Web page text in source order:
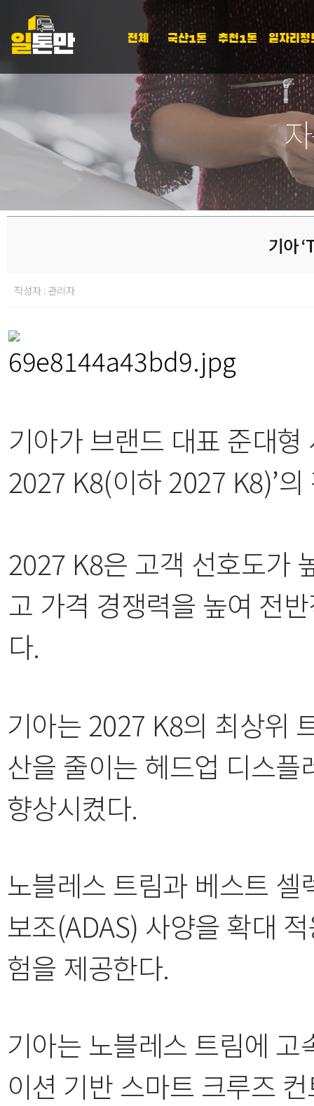
전체 국산1톤 추천1톤 일자리정
기아
작성자 : 관리자
기아가 브랜드 대표 준대
2027 K8(이하 2027 K8)’
2027 K8은 고객 선호도가
고 가격 경쟁력을 높여 전
다.
기아는 2027 K8의 최상위
산을 줄이는 헤드업 디스
향상시켰다.
노블레스 트림과 베스트
보조(ADAS) 사양을 확대
험을 제공한다.
기아는 노블레스 트림에
이션 기반 스마트 크루즈